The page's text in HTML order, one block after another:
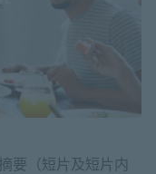
要（短片及短片内